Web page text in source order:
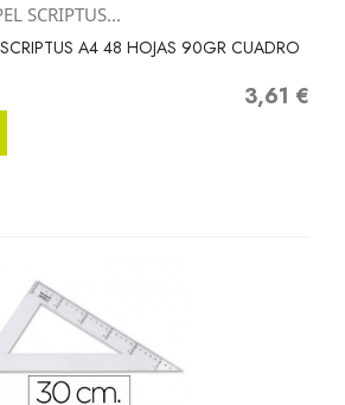
SCRIPTUS...
SCRIPTUS A4 48 HOJAS 90GR CUADRO
Precio
3,61 €